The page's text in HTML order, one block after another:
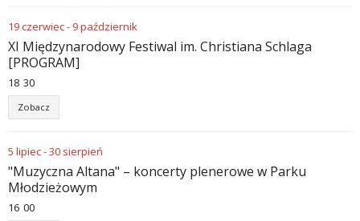
19czerwiec- 9październik
XI Międzynarodowy Festiwal im. Christiana Schlaga
[PROGRAM]
18 30
Zobacz
5 lipiec-30 sierpień
"Muzyczna Altana" – koncerty plenerowe w Parku
Młodzieżowym
16 00